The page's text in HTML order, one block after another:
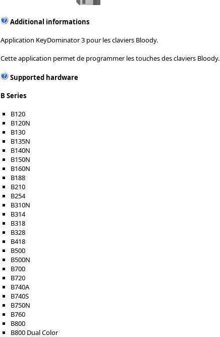
Additional informations
Application KeyDominator 3 pour les claviers Bloody.
Cette application permet de programmer les touches des claviers Bloody.
Supported hardware
B Series
B120
B120N
B130
B135N
B140N
B150N
B160N
B188
B210
B254
B310N
B314
B318
B328
B418
B500
B500N
B700
B720
B740A
B740S
B750N
B760
B800
B800 Dual Color